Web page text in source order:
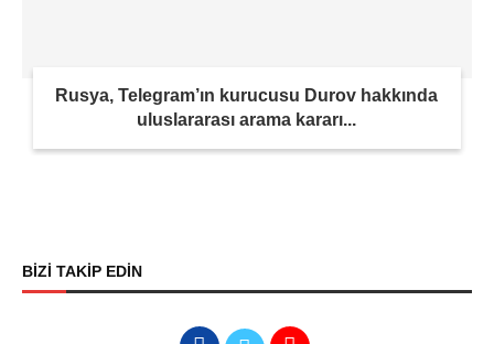
Rusya, Telegram’ın kurucusu Durov hakkında
uluslararası arama kararı...
BİZİ TAKİP EDİN